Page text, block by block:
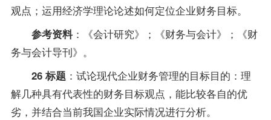
观点；运用经济学理论论述如何定位企业财务目标。
参考资料：《会计研究》；《财务与会计》；《财
务与会计导刊》。
26 标题：试论现代企业财务管理的目标目的：理
解几种具有代表性的财务目标观点，能比较各自的优
劣，并结合当前我国企业实际情况进行分析。